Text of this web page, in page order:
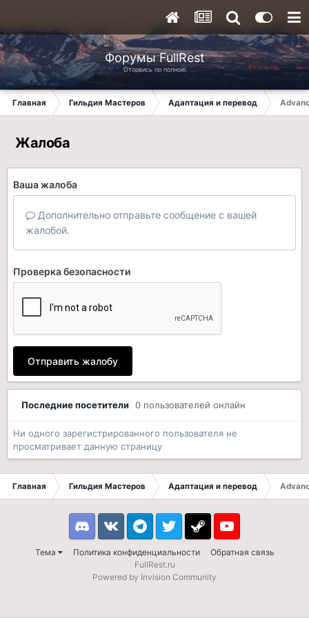
Форумы FullRest
Оторвись по полной!
Главная Гильдия Мастеров Адаптация и перевод
Жалоба
Ваша жалоба
Дополнительно отправьте сообщение с вашей
жалобой.
Проверка безопасности
Отправить жалобу
Последние посетители 0 пользователей онлайн
Ни одного зарегистрированного пользователя не
просматривает данную страницу
Главная Гильдия Мастеров Адаптация и перевод
Тема Политика конфиденциальности Обратная связь
DiscordVK TelegramTwitter Steam Youtube
FullRest.ru
Powered by Invision Community